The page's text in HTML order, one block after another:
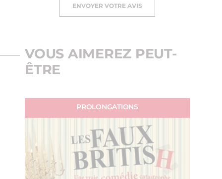
ENVOYER VOTRE AVIS
VOUS AIMEREZ PEUT-
ÊTRE
PROLONGATIONS